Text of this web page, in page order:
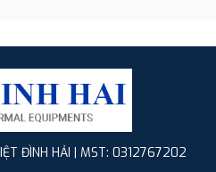
ĐÌNH HẢI | MST: 0312767202